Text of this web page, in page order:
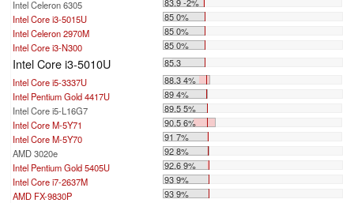
Intel Celeron 6305
Intel Core i3-5015U
85 0%
Intel Celeron 2970M
85 0%
Intel Core i3-N300
85 0%
Intel Core i3-5010U
85.3
Intel Core i5-3337U
88.3 4%
Intel Pentium Gold 4417U
89 4%
Intel Core i5-L16G7
89.5 5%
Intel Core M-5Y71
90.5 6%
Intel Core M-5Y70
91 7%
AMD 3020e
92 8%
Intel Pentium Gold 5405U
92.6 9%
Intel Core i7-2637M
93 9%
AMD FX-9830P
93 9%